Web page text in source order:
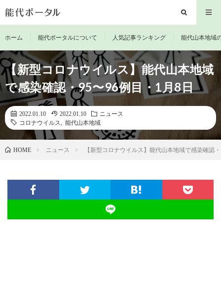
ホーム 能代ポータルについて 人気記事ランキング 能代山本地域
【新型コロナウイルス】能代山本地域
で感染確認・95〜96例目・1月8日
2022.01.10 2022.01.10
ニュース
コロナウイルス
能代山本地域
HOME ニュース 【新型コロナウイルス】能代山本地域で感染確認